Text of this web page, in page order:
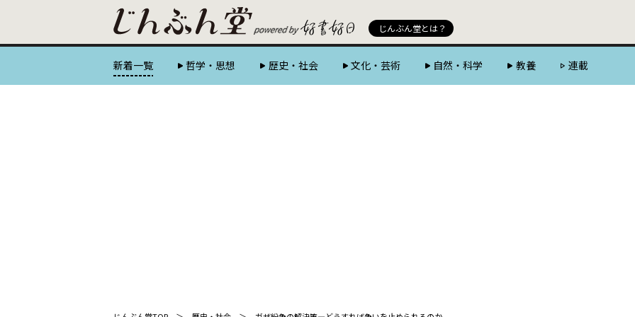
じんぶん堂とは？
新着一覧 哲学・思想 歴史・社会 文化・芸術 自然・科学 教養 連載